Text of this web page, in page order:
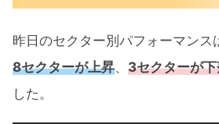
昨日のセクター別パフォーマンス
8セクターが上昇、 3セクターが
した。